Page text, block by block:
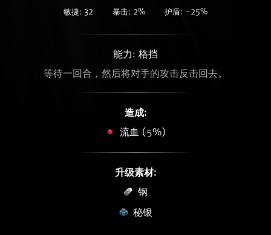
敏捷: 32 暴击: 2% 护盾: -25%
能力: 格挡
等待一回合，然后将对手的攻击反击回去。
造成:
流血 (5%)
升级素材:
钢
秘银